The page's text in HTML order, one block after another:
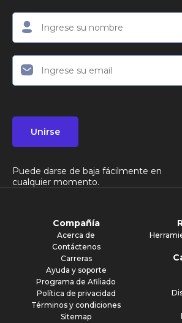
Unirse
Puede darse de baja fácilmente en
cualquier momento.
Compañía
Acerca de
Contáctenos
Carreras
Ayuda y soporte
Programa de Afiliado
Política de privacidad
Términos y condiciones
Sitemap